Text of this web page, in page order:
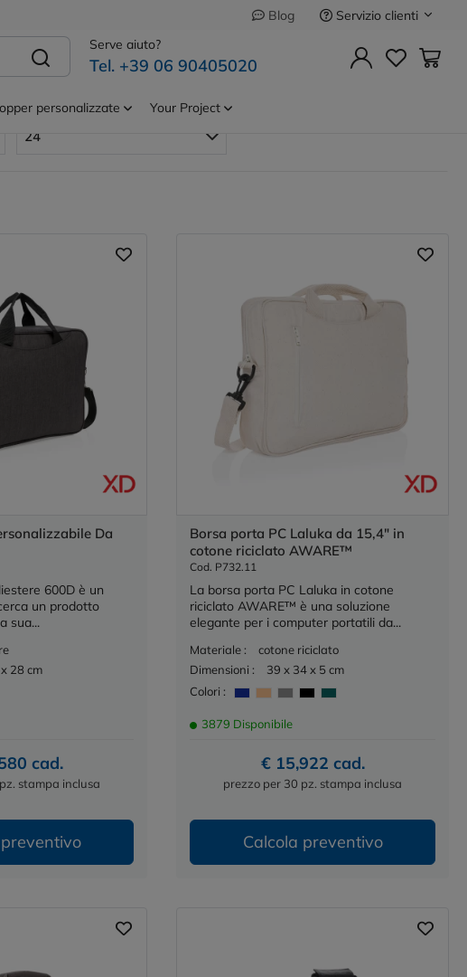
Blog
Servizio clienti
Serve aiuto?
Tel. +39 06 90405020
personalizzate Your Project
Borse porta PC executive
24
Da
600D è un
un prodotto
sua...
28 cm
cad.
stampa inclusa
Borsa porta PC Laluka da 15,4" in
cotone riciclato AWARE™
Cod. P732.11
La borsa porta PC Laluka in cotone
riciclato AWARE™ è una soluzione
elegante per i computer portatili da...
Materiale :
cotone riciclato
Dimensioni :
39 x 34 x 5 cm
Colori :
3879 Disponibile
€ 15,922 cad.
prezzo per 30 pz. stampa inclusa
Calcola preventivo